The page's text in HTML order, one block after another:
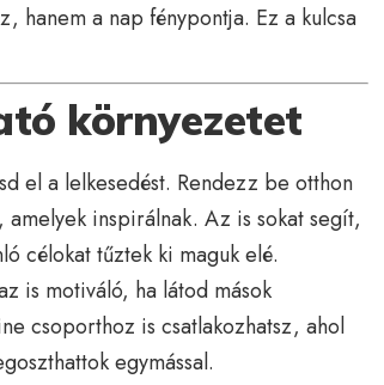
hanem a nap fénypontja. Ez a kulcsa
környezetet
el a lelkesedést. Rendezz be otthon
inspirálnak. Az is sokat segít,
célokat tűztek ki maguk elé.
is motiváló, ha látod mások
csoporthoz is csatlakozhatsz, ahol
egymással.